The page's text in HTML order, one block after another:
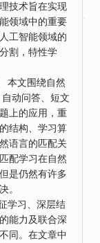
技术旨在实现
领域中的重要
工智能领域的
割，特性学
本文围绕自然
动问答、短文
上的应用，重
结构、学习算
语言的匹配关
配学习在自然
是仍然有许多
。
学习、深层结
能力及联合深
同。在文章中